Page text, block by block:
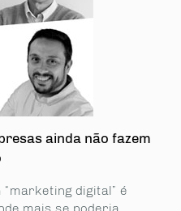
ainda não fazem
digital” é